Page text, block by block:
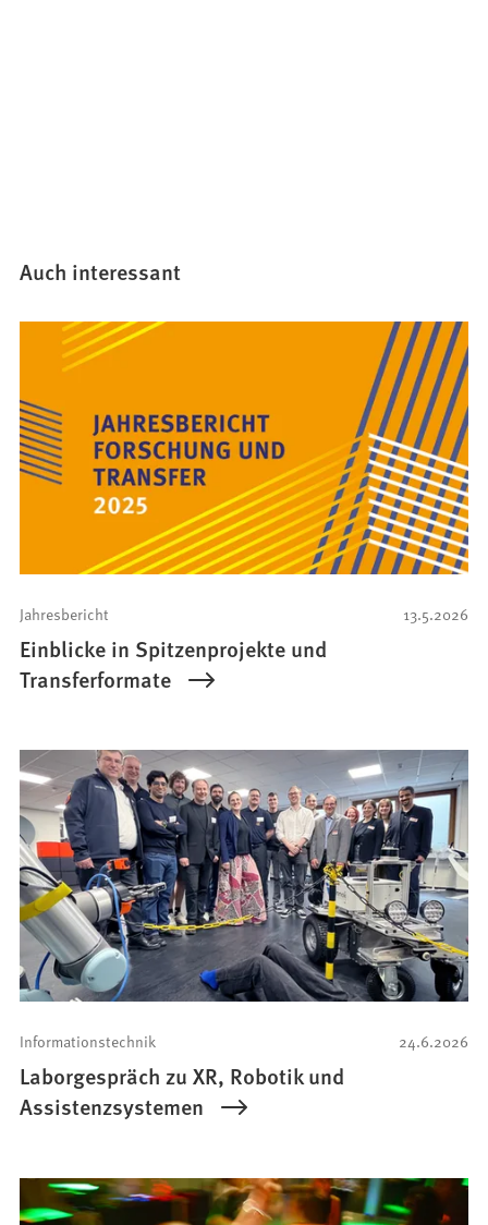
Auch interessant
13.5.2026
Jahresbericht
Einblicke in Spitzenprojekte und
Transferformate
24.6.2026
Informationstechnik
Laborgespräch zu XR, Robotik und
Assistenzsystemen